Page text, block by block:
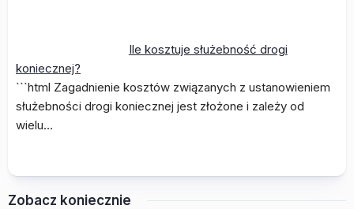
Ile kosztuje służebność drogi
koniecznej?
```html Zagadnienie kosztów związanych z ustanowieniem
służebności drogi koniecznej jest złożone i zależy od
wielu…
Zobacz koniecznie